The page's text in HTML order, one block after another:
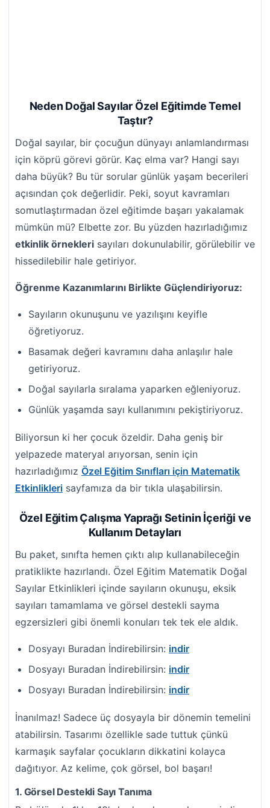
Neden Doğal Sayılar Özel Eğitimde Temel
Taştır?
Doğal sayılar, bir çocuğun dünyayı anlamlandırması
için köprü görevi görür. Kaç elma var? Hangi sayı
daha büyük? Bu tür sorular günlük yaşam becerileri
açısından çok değerlidir. Peki, soyut kavramları
somutlaştırmadan özel eğitimde başarı yakalamak
mümkün mü? Elbette zor. Bu yüzden hazırladığımız
etkinlik örnekleri sayıları dokunulabilir, görülebilir ve
hissedilebilir hale getiriyor.
Öğrenme Kazanımlarını Birlikte Güçlendiriyoruz:
Sayıların okunuşunu ve yazılışını keyifle
öğretiyoruz.
Basamak değeri kavramını daha anlaşılır hale
getiriyoruz.
Doğal sayılarla sıralama yaparken eğleniyoruz.
Günlük yaşamda sayı kullanımını pekiştiriyoruz.
Biliyorsun ki her çocuk özeldir. Daha geniş bir
yelpazede materyal arıyorsan, senin için
hazırladığımız Özel Eğitim Sınıfları için Matematik
Etkinlikleri sayfamıza da bir tıkla ulaşabilirsin.
Özel Eğitim Çalışma Yaprağı Setinin İçeriği ve
Kullanım Detayları
Bu paket, sınıfta hemen çıktı alıp kullanabileceğin
pratiklikte hazırlandı. Özel Eğitim Matematik Doğal
Sayılar Etkinlikleri içinde sayıların okunuşu, eksik
sayıları tamamlama ve görsel destekli sayma
egzersizleri gibi önemli konuları tek tek ele aldık.
Dosyayı Buradan İndirebilirsin: indir
Dosyayı Buradan İndirebilirsin: indir
Dosyayı Buradan İndirebilirsin: indir
İnanılmaz! Sadece üç dosyayla bir dönemin temelini
atabilirsin. Tasarımı özellikle sade tuttuk çünkü
karmaşık sayfalar çocukların dikkatini kolayca
dağıtıyor. Az kelime, çok görsel, bol başarı!
1. Görsel Destekli Sayı Tanıma